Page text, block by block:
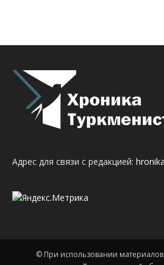
Адрес для связи с редакцией:
© При использовании